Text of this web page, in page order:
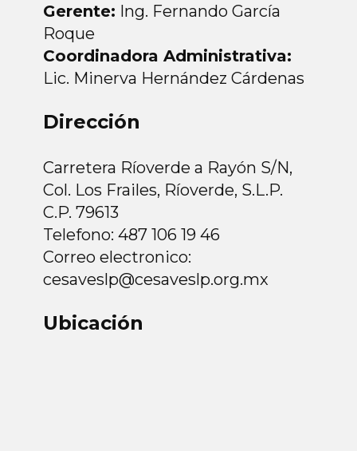
Gerente: Ing. Fernando García
Roque
Coordinadora Administrativa:
Lic. Minerva Hernández Cárdenas
Dirección
Carretera Ríoverde a Rayón S/N,
Col. Los Frailes, Ríoverde, S.L.P.
C.P. 79613
Telefono: 487 106 19 46
Correo electronico:
cesaveslp@cesaveslp.org.mx
Ubicación